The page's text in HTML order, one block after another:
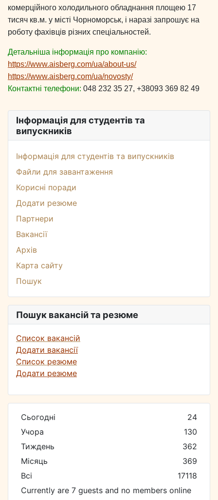
Інформація для студентів та
випускників
Інформація для студентів та випускників
Файли для завантаження
Корисні поради
Додати резюме
Партнери
Вакансії
Архів
Карта сайту
Пошук
Пошук вакансій та резюме
Список вакансій
Додати вакансії
Список резюме
Додати резюме
Сьогодні
24
Учора
130
Тиждень
362
Місяць
369
Всі
17118
Currently are 7 guests and no members online
комерційного холодильного обладнання площею 17
тисяч кв.м. у місті Чорноморськ, і наразі запрошує на
роботу фахівців різних спеціальностей.
Детальніша інформація про компанію:
https://www.aisberg.com/ua/about-us/
https://www.aisberg.com/ua/novosty/
Контактні телефони: 048 232 35 27, +38093 369 82 49